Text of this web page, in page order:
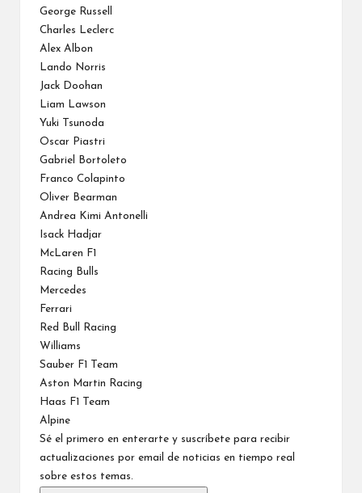
George Russell
Charles Leclerc
Alex Albon
Lando Norris
Jack Doohan
Liam Lawson
Yuki Tsunoda
Oscar Piastri
Gabriel Bortoleto
Franco Colapinto
Oliver Bearman
Andrea Kimi Antonelli
Isack Hadjar
McLaren F1
Racing Bulls
Mercedes
Ferrari
Red Bull Racing
Williams
Sauber F1 Team
Aston Martin Racing
Haas F1 Team
Alpine
Sé el primero en enterarte y suscríbete para recibir
actualizaciones por email de noticias en tiempo real
sobre estos temas.